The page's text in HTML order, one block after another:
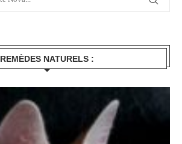
REMÈDES NATURELS :